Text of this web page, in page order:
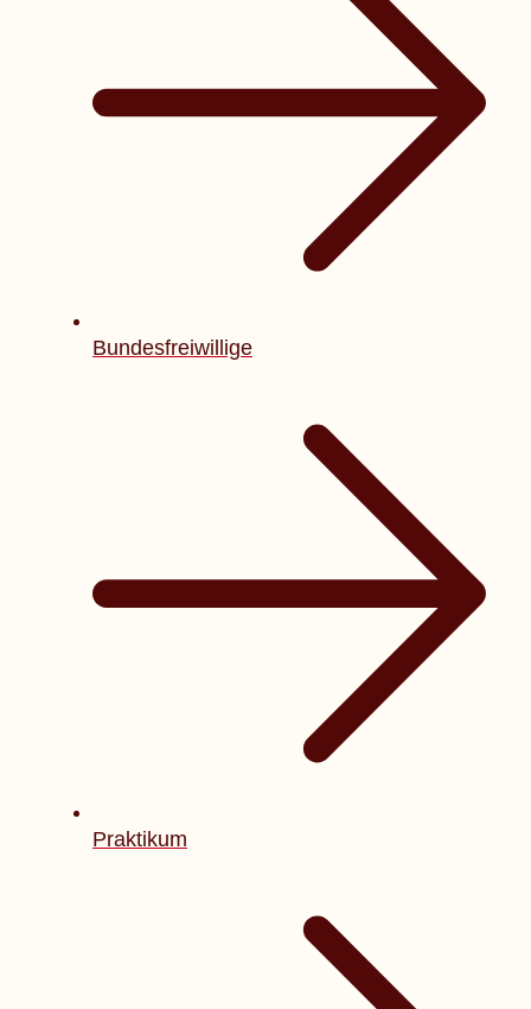
Bundesfreiwillige
Praktikum